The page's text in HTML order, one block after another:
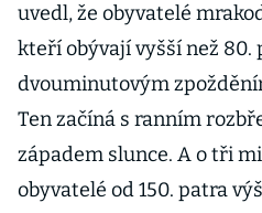
uvedl, že obyvatelé
kteří obývají vyšší než
dvouminutovým
Ten začíná s ranním
západem slunce. A o tři
obyvatelé od 150. patra